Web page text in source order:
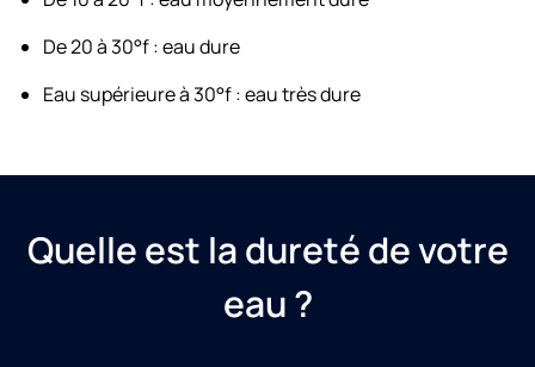
De 20 à 30°f : eau dure
Eau supérieure à 30°f : eau très dure
Quelle est la dureté de votre
eau ?